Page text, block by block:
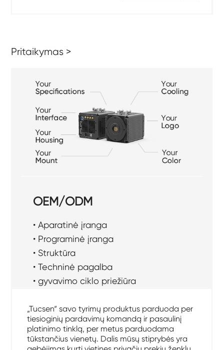
Pritaikymas >
OEM/ODM
• Aparatinė įranga
• Programinė įranga
• Struktūra
• Techninė pagalba
• gyvavimo ciklo priežiūra
„Tucsen“ savo tyrimų produktus parduoda per
tiesioginių pardavimų komandą ir pasaulinį
platinimo tinklą, per metus parduodama
tūkstančius vienetų. Dalis mūsų stiprybės yra